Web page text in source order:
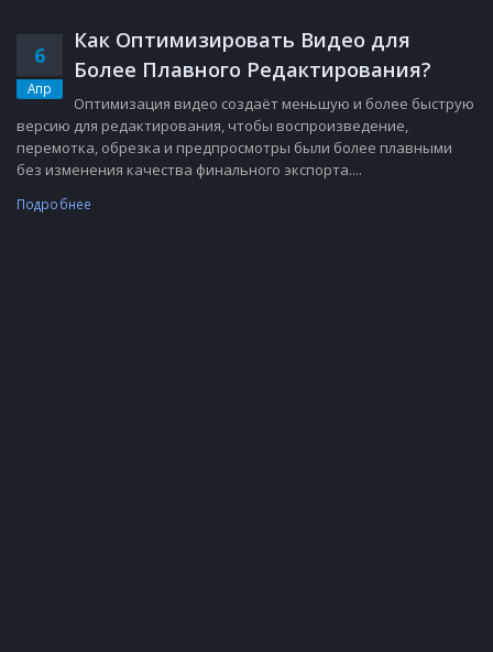
6
Апр
Как Оптимизировать Видео для
Более Плавного Редактирования?
Оптимизация видео создаёт меньшую и более быструю
версию для редактирования, чтобы воспроизведение,
перемотка, обрезка и предпросмотры были более плавными
без изменения качества финального экспорта....
Подробнее